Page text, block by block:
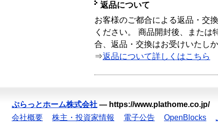
返品について
お客様のご都合による返品・交
ください。 商品開封後、または
合、返品・交換はお受けいたし
⇒返品について詳しくはこちら
ぷらっとホーム株式会社 — https://www.plathome.co.jp/
会社概要
株主・投資家情報 電子公告 OpenBlocks